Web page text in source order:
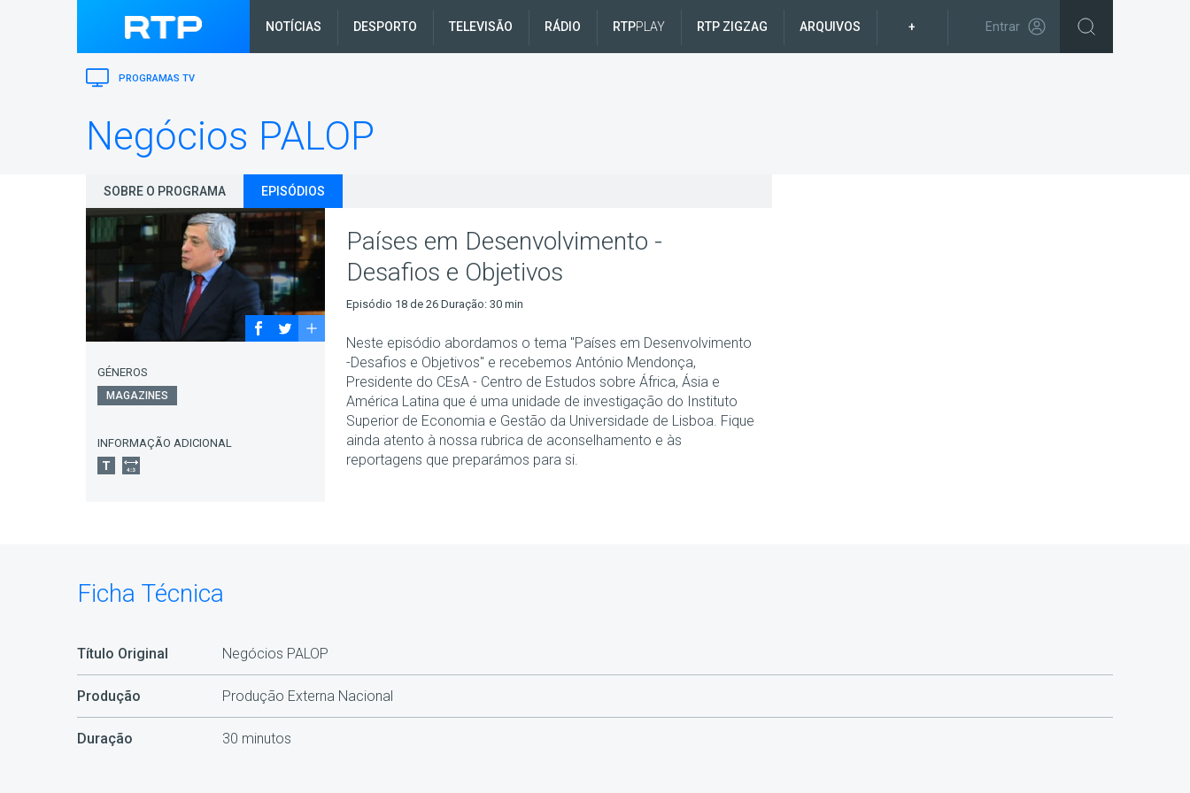
NOTÍCIAS DESPORTO TELEVISÃO RÁDIO RTPPLAY RTP ZIGZAG ARQUIVOS + Entrar
PROGRAMAS TV
Negócios PALOP
SOBRE O PROGRAMA EPISÓDIOS
GÉNEROS
MAGAZINES
INFORMAÇÃO ADICIONAL
Países em Desenvolvimento -
Desafios e Objetivos
Episódio 18 de 26 Duração: 30 min
Neste episódio abordamos o tema "Países em Desenvolvimento
-Desafios e Objetivos" e recebemos António Mendonça,
Presidente do CEsA - Centro de Estudos sobre África, Ásia e
América Latina que é uma unidade de investigação do Instituto
Superior de Economia e Gestão da Universidade de Lisboa. Fique
ainda atento à nossa rubrica de aconselhamento e às
reportagens que preparámos para si.
Ficha Técnica
Título Original Negócios PALOP
Produção Produção Externa Nacional
Duração 30 minutos